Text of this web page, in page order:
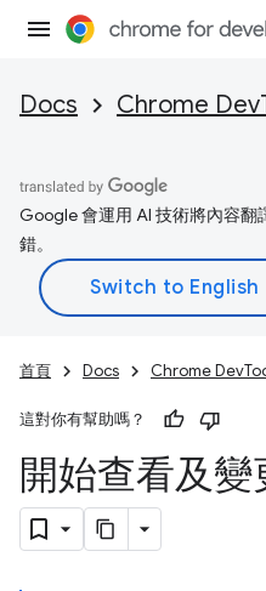
Docs Chrome
Google 會運用 AI 技術將內容翻
錯。
首頁 Docs Chrome
這對你有幫助嗎？
開始查看及變